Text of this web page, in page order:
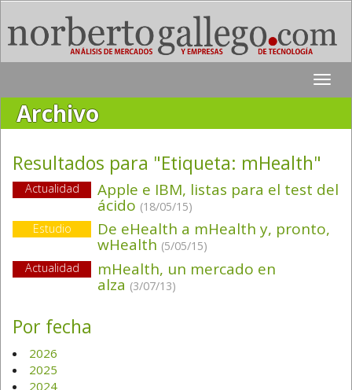
Toggle
Archivo
Resultados para "Etiqueta: mHealth"
Actualidad Apple e IBM, listas para el test del
ácido (18/05/15)
Estudio
De eHealth a mHealth y, pronto,
wHealth (5/05/15)
Actualidad
mHealth, un mercado en
alza (3/07/13)
Por fecha
2026
2025
2024